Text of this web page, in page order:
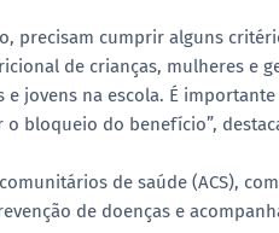
precisam cumprir alguns
de crianças, mulheres e
jovens na escola. É
bloqueio do benefício”,
de saúde (ACS),
de doenças e